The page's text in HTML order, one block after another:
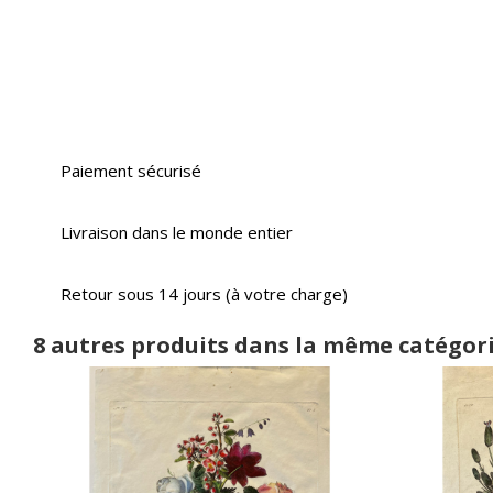
Paiement sécurisé
Livraison dans le monde entier
Retour sous 14 jours (à votre charge)
8 autres produits dans la même